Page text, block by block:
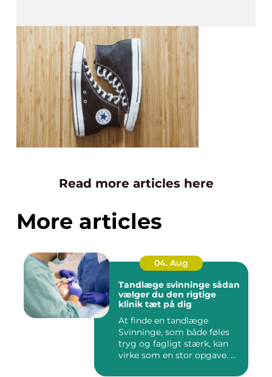
Read more articles here
More articles
04. Aug
Tandlæge svinninge sådan
vælger du den rigtige
klinik tæt på dig
At finde en tandlæge
Svinninge, som både føles
tryg og fagligt stærk, kan
virke som en stor opgave. ...